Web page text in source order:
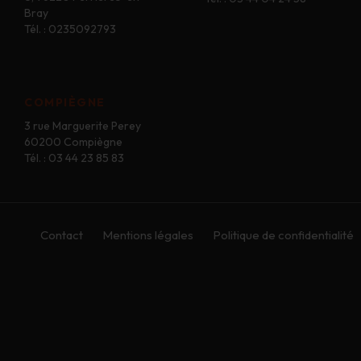
Bray
Tél. : 0235092793
COMPIÈGNE
3 rue Marguerite Perey
60200 Compiègne
Tél. : 03 44 23 85 83
Contact Mentions légales Politique de confidentialité